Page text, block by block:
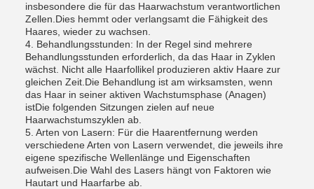
insbesondere die für das Haarwachstum verantwortlichen
Zellen.Dies hemmt oder verlangsamt die Fähigkeit des
Haares, wieder zu wachsen.
4. Behandlungsstunden: In der Regel sind mehrere
Behandlungsstunden erforderlich, da das Haar in Zyklen
wächst. Nicht alle Haarfollikel produzieren aktiv Haare zur
gleichen Zeit.Die Behandlung ist am wirksamsten, wenn
das Haar in seiner aktiven Wachstumsphase (Anagen)
istDie folgenden Sitzungen zielen auf neue
Haarwachstumszyklen ab.
5. Arten von Lasern: Für die Haarentfernung werden
verschiedene Arten von Lasern verwendet, die jeweils ihre
eigene spezifische Wellenlänge und Eigenschaften
aufweisen.Die Wahl des Lasers hängt von Faktoren wie
Hautart und Haarfarbe ab.